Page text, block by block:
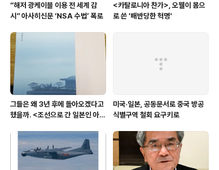
“해저 광케이블 이용 전 세계 감
시” 아사히신문 ‘NSA 수법’ 폭로
<카탈로니아 찬가>, 오웰이 몸으
로 쓴 '배반당한 혁명'
그들은 왜 3년 후에 돌아오겠다고
했을까. <조선으로 간 일본인 아내
미국·일본, 공동문서로 중국 방공